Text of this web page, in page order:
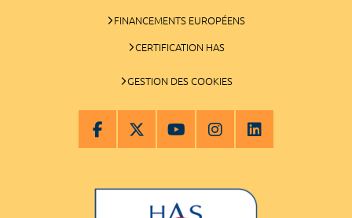
FINANCEMENTS EUROPÉENS
CERTIFICATION HAS
GESTION DES COOKIES